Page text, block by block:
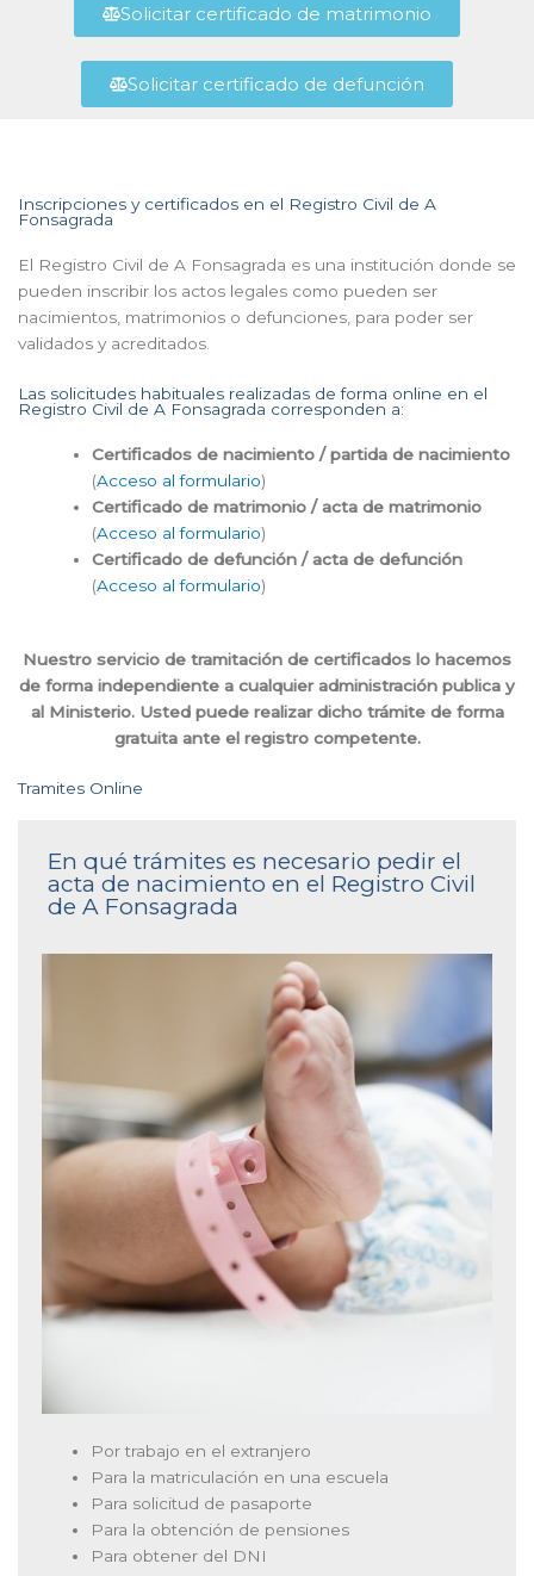
Solicitar certificado de matrimonio
Solicitar certificado de defunción
Inscripciones y certificados en el Registro Civil de A
Fonsagrada
El Registro Civil de A Fonsagrada es una institución donde se
pueden inscribir los actos legales como pueden ser
nacimientos, matrimonios o defunciones, para poder ser
validados y acreditados.
Las solicitudes habituales realizadas de forma online en el
Registro Civil de A Fonsagrada corresponden a:
Certificados de nacimiento / partida de nacimiento
(Acceso al formulario)
Certificado de matrimonio / acta de matrimonio
(Acceso al formulario)
Certificado de defunción / acta de defunción
(Acceso al formulario)
Nuestro servicio de tramitación de certificados lo hacemos
de forma independiente a cualquier administración publica y
al Ministerio. Usted puede realizar dicho trámite de forma
gratuita ante el registro competente.
Tramites Online
En qué trámites es necesario pedir el
acta de nacimiento en el Registro Civil
de A Fonsagrada
Por trabajo en el extranjero
Para la matriculación en una escuela
Para solicitud de pasaporte
Para la obtención de pensiones
Para obtener del DNI